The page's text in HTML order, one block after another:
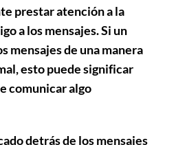
prestar atención a la
a los mensajes. Si un
mensajes de una manera
esto puede significar
comunicar algo
detrás de los mensajes